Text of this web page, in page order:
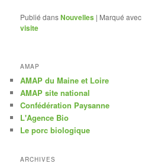
Publié dansNouvelles | Marqué avec
visite
AMAP
AMAP du Maine et Loire
AMAP site national
Confédération Paysanne
L'Agence Bio
Le porc biologique
ARCHIVES